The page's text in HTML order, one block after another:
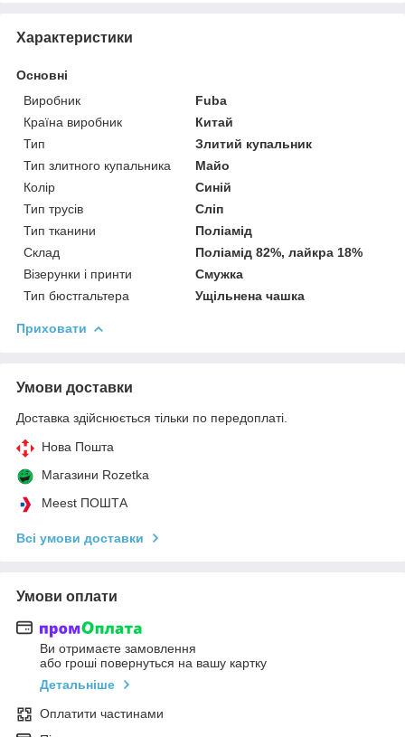
Характеристики
Основні
Виробник
Fuba
Країна виробник
Китай
Тип
Злитий купальник
Тип злитного купальника
Майо
Колір
Синій
Тип трусів
Сліп
Тип тканини
Поліамід
Склад
Поліамід 82%, лайкра 18%
Візерунки і принти
Смужка
Тип бюстгальтера
Ущільнена чашка
Приховати
Умови доставки
Доставка здійснюється тільки по передоплаті.
Нова Пошта
Магазини Rozetka
Meest ПОШТА
Всі умови доставки
Умови оплати
Ви отримаєте замовлення
або гроші повернуться на вашу картку
Детальніше
Оплатити частинами